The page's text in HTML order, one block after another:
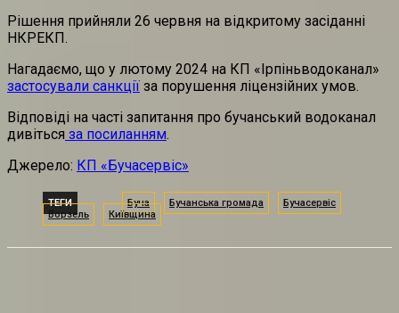
Рішення прийняли 26 червня на відкритому засіданні
НКРЕКП.
Нагадаємо, що у лютому 2024 на КП «Ірпіньводоканал»
застосували санкції за порушення ліцензійних умов.
Відповіді на часті запитання про бучанський водоканал
дивіться за посиланням.
Джерело: КП «Бучасервіс»
ТЕГИ Буча Бучанська громада
Бучасервіс
Ворзель
Київщина